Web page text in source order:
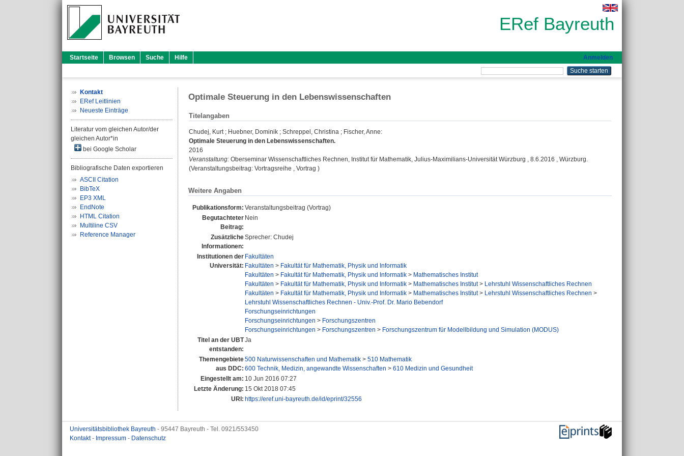
ERef Bayreuth
Startseite Browsen Suche Hilfe Anmelden
Kontakt
ERef Leitlinien
Neueste Einträge
Literatur vom gleichen Autor/der
gleichen Autor*in
bei Google Scholar
Bibliografische Daten exportieren
ASCII Citation
BibTeX
EP3 XML
EndNote
HTML Citation
Multiline CSV
Reference Manager
Optimale Steuerung in den Lebenswissenschaften
Titelangaben
Chudej, Kurt; Huebner, Dominik ; Schreppel, Christina ; Fischer, Anne:
Optimale Steuerung in den Lebenswissenschaften.
2016
Veranstaltung: Oberseminar Wissenschaftliches Rechnen, Institut für Mathematik, Julius-Maximilians-Universität Würzburg , 8.6.2016 , Würzburg.
(Veranstaltungsbeitrag: Vortragsreihe , Vortrag )
Weitere Angaben
Publikationsform: Veranstaltungsbeitrag (Vortrag)
Begutachteter
Beitrag:
Nein
Zusätzliche
Informationen:
Sprecher: Chudej
Institutionen der
Universität:
Fakultäten
Fakultäten > Fakultät für Mathematik, Physik und Informatik
Fakultäten > Fakultät für Mathematik, Physik und Informatik > Mathematisches Institut
Fakultäten > Fakultät für Mathematik, Physik und Informatik > Mathematisches Institut> Lehrstuhl Wissenschaftliches Rechnen
Fakultäten > Fakultät für Mathematik, Physik und Informatik > Mathematisches Institut> Lehrstuhl Wissenschaftliches Rechnen >
Lehrstuhl Wissenschaftliches Rechnen - Univ.-Prof. Dr. Mario Bebendorf
Forschungseinrichtungen
Forschungseinrichtungen > Forschungszentren
Forschungseinrichtungen > Forschungszentren > Forschungszentrum für Modellbildung und Simulation (MODUS)
Titel an der UBT
entstanden:
Ja
Themengebiete
aus DDC:
500 Naturwissenschaften und Mathematik > 510 Mathematik
600 Technik, Medizin, angewandte Wissenschaften > 610 Medizin und Gesundheit
Eingestellt am: 10 Jun 2016 07:27
Letzte Änderung: 15 Okt 2018 07:45
URI: https://eref.uni-bayreuth.de/id/eprint/32556
Universitätsbibliothek Bayreuth - 95447 Bayreuth - Tel. 0921/553450
Kontakt- Impressum - Datenschutz